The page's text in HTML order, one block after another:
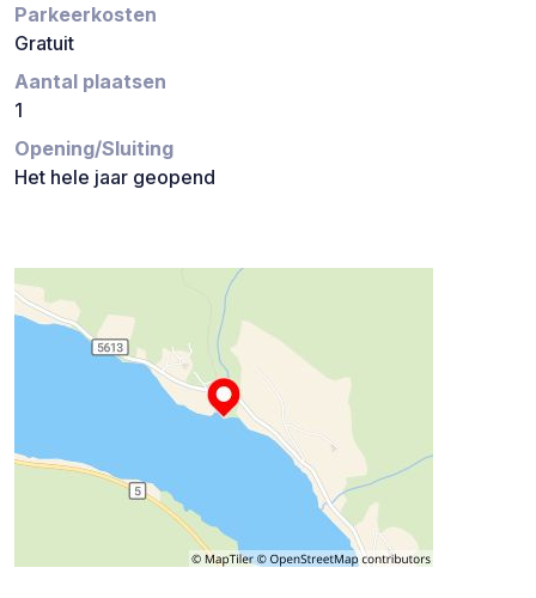
Parkeerkosten
Gratuit
Aantal plaatsen
1
Opening/Sluiting
Het hele jaar geopend